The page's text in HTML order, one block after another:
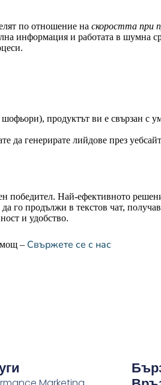
по отношение на скоростта при
информация и работата в шумна
продуктът ви е свързан с
да генерирате лийдове през
победител. Най-ефективното
го продължи в текстов чат,
и удобство.
– Свържете се с нас